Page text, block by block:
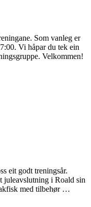
Som vanleg er
Vi håpar du tek ein
Velkommen!
eit godt treningsår.
juleavslutning i Roald sin
med tilbehør …